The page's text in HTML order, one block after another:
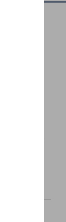
le prix
veuillez